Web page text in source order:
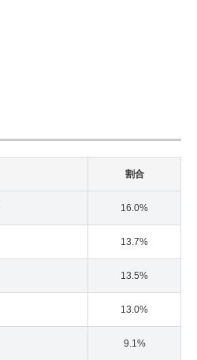
割合
16.0%
13.7%
13.5%
13.0%
9.1%